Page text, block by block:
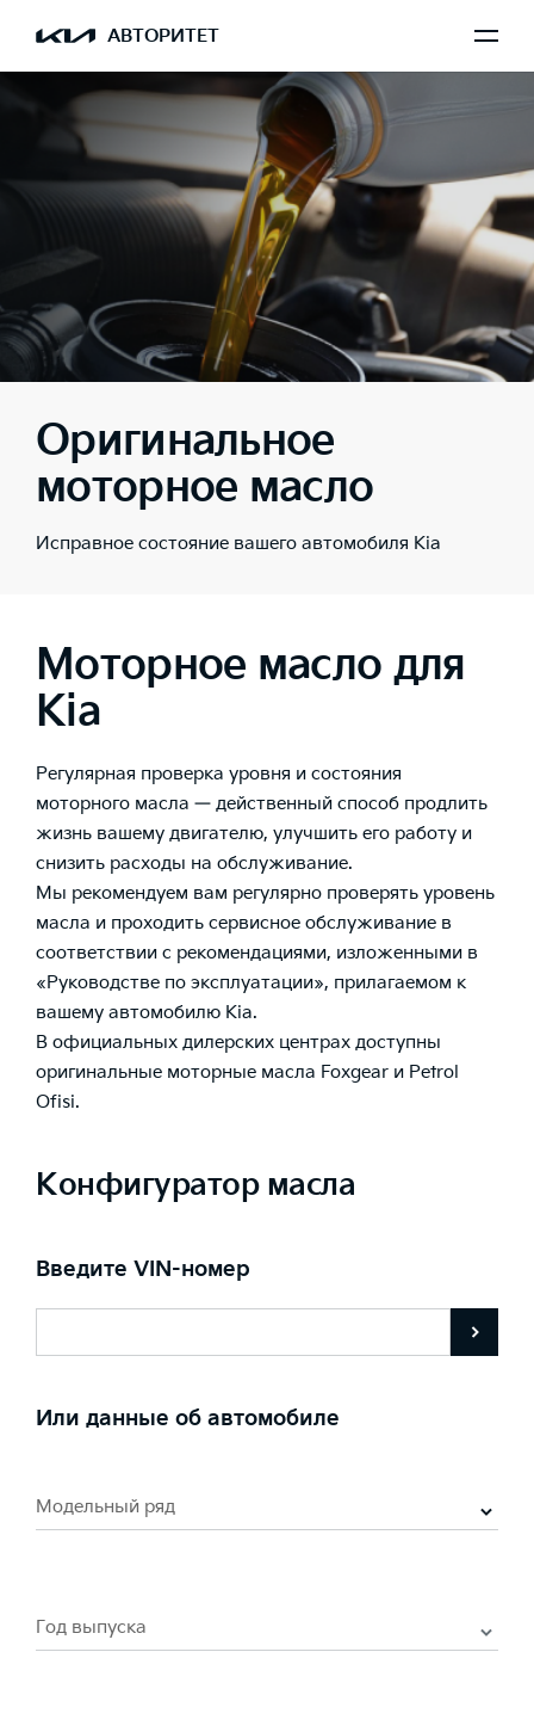
АВТОРИТЕТ
Оригинальное
моторное масло
Исправное состояние вашего автомобиля Kia
Моторное масло для
Kia
Регулярная проверка уровня и состояния
моторного масла — действенный способ продлить
жизнь вашему двигателю, улучшить его работу и
снизить расходы на обслуживание.
Мы рекомендуем вам регулярно проверять уровень
масла и проходить сервисное обслуживание в
соответствии с рекомендациями, изложенными в
«Руководстве по эксплуатации», прилагаемом к
вашему автомобилю Kia.
В официальных дилерских центрах доступны
оригинальные моторные масла Foxgear и Petrol
Ofisi.
Конфигуратор масла
Введите VIN-номер
Или данные об автомобиле
Модельный ряд
Год выпуска